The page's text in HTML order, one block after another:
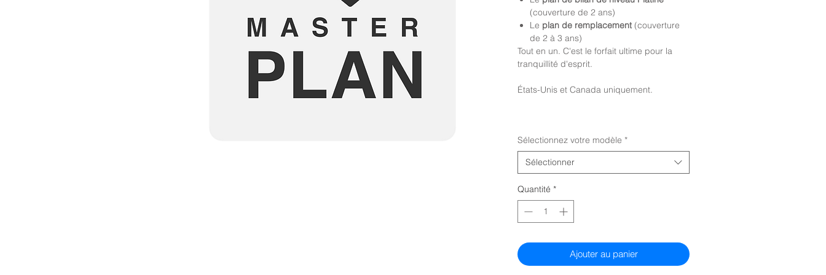
(couverture de 2 ans)
Le plan de remplacement (couverture
de 2 à 3 ans)
Tout en un. C'est le forfait ultime pour la
tranquillité d'esprit.
États-Unis et Canada uniquement.
Sélectionnez votre modèle *
Sélectionner
Quantité *
Ajouter au panier